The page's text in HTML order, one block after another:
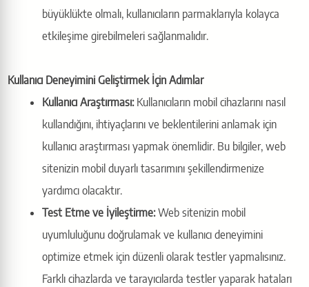
büyüklükte olmalı, kullanıcıların parmaklarıyla kolayca
etkileşime girebilmeleri sağlanmalıdır.
Kullanıcı Deneyimini Geliştirmek İçin Adımlar
Kullanıcı Araştırması:Kullanıcıların mobil cihazlarını nasıl
kullandığını, ihtiyaçlarını ve beklentilerini anlamak için
kullanıcı araştırması yapmak önemlidir. Bu bilgiler, web
sitenizin mobil duyarlı tasarımını şekillendirmenize
yardımcı olacaktır.
Test Etme ve İyileştirme:Web sitenizin mobil
uyumluluğunu doğrulamak ve kullanıcı deneyimini
optimize etmek için düzenli olarak testler yapmalısınız.
Farklı cihazlarda ve tarayıcılarda testler yaparak hataları